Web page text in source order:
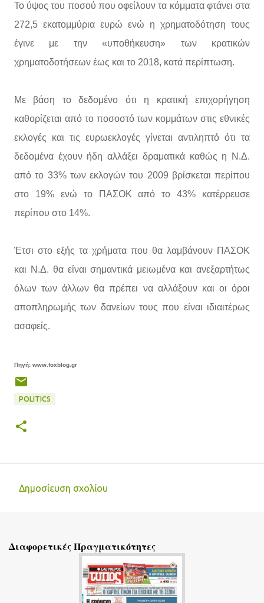
Το ύψος του ποσού που οφείλουν τα κόμματα φτάνει στα
272,5 εκατομμύρια ευρώ ενώ η χρηματοδότηση τους
έγινε με την «υποθήκευση» των κρατικών
χρηματοδοτήσεων έως και το 2018, κατά περίπτωση.
Με βάση το δεδομένο ότι η κρατική επιχορήγηση
καθορίζεται από το ποσοστό των κομμάτων στις εθνικές
εκλογές και τις ευρωεκλογές γίνεται αντιληπτό ότι τα
δεδομένα έχουν ήδη αλλάξει δραματικά καθώς η Ν.Δ.
από το 33% των εκλογών του 2009 βρίσκεται περίπου
στο 19% ενώ το ΠΑΣΟΚ από το 43% κατέρρευσε
περίπου στο 14%.
Έτσι στο εξής τα χρήματα που θα λαμβάνουν ΠΑΣΟΚ
και Ν.Δ. θα είναι σημαντικά μειωμένα και ανεξαρτήτως
όλων των άλλων θα πρέπει να αλλάξουν και οι όροι
αποπληρωμής των δανείων τους που είναι ιδιαιτέρως
ασαφείς.
Πηγή: www.foxblog.gr
POLITICS
λ
Δημοσίευση σχολίου
Διαφορετικές Πραγματικότητες